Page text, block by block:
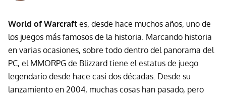
World of Warcraft es, desde hace muchos años, uno de
los juegos más famosos de la historia. Marcando historia
en varias ocasiones, sobre todo dentro del panorama del
PC, el MMORPG de Blizzard tiene el estatus de juego
legendario desde hace casi dos décadas. Desde su
lanzamiento en 2004, muchas cosas han pasado, pero